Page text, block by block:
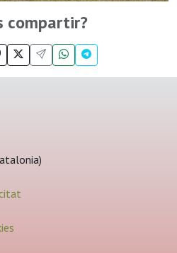
compartir?